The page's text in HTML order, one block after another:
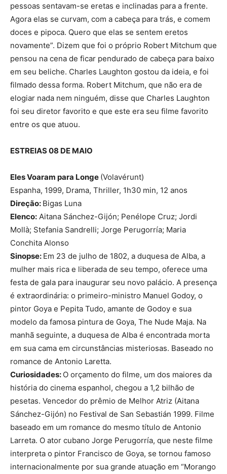
pessoas sentavam-se eretas e inclinadas para a frente.
Agora elas se curvam, com a cabeça para trás, e comem
doces e pipoca. Quero que elas se sentem eretos
novamente”. Dizem que foi o próprio Robert Mitchum que
pensou na cena de ficar pendurado de cabeça para baixo
em seu beliche. Charles Laughton gostou da ideia, e foi
filmado dessa forma. Robert Mitchum, que não era de
elogiar nada nem ninguém, disse que Charles Laughton
foi seu diretor favorito e que este era seu filme favorito
entre os que atuou.
ESTREIAS 08 DE MAIO
Eles Voaram para Longe (Volavérunt)
Espanha, 1999, Drama, Thriller, 1h30 min, 12 anos
Direção: Bigas Luna
Elenco: Aitana Sánchez-Gijón; Penélope Cruz; Jordi
Mollà; Stefania Sandrelli; Jorge Perugorría; Maria
Conchita Alonso
Sinopse: Em 23 de julho de 1802, a duquesa de Alba, a
mulher mais rica e liberada de seu tempo, oferece uma
festa de gala para inaugurar seu novo palácio. A presença
é extraordinária: o primeiro-ministro Manuel Godoy, o
pintor Goya e Pepita Tudo, amante de Godoy e sua
modelo da famosa pintura de Goya, The Nude Maja. Na
manhã seguinte, a duquesa de Alba é encontrada morta
em sua cama em circunstâncias misteriosas. Baseado no
romance de Antonio Laretta.
Curiosidades: O orçamento do filme, um dos maiores da
história do cinema espanhol, chegou a 1,2 bilhão de
pesetas. Vencedor do prêmio de Melhor Atriz (Aitana
Sánchez-Gijón) no Festival de San Sebastián 1999. Filme
baseado em um romance do mesmo título de Antonio
Larreta. O ator cubano Jorge Perugorría, que neste filme
interpreta o pintor Francisco de Goya, se tornou famoso
internacionalmente por sua grande atuação em “Morango